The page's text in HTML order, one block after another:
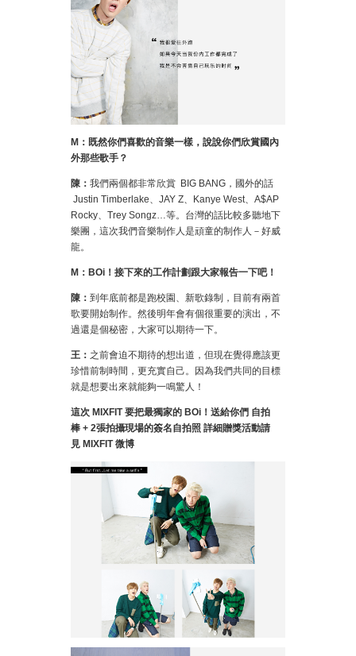
M ：既然你們喜歡的音樂一樣，說說你們欣賞國內
外那些歌手？
陳： 我們兩個都非常欣賞 BIG BANG，國外的話
Justin Timberlake、JAY Z、Kanye West、A$AP
Rocky、Trey Songz…等。台灣的話比較多聽地下
樂團，這次我們音樂制作人是頑童的制作人－好威
龍。
M ： BOi ！接下來的工作計劃跟大家報告一下吧！
陳： 到年底前都是跑校園、新歌錄制，目前有兩首
歌要開始制作。然後明年會有個很重要的演出，不
過還是個秘密，大家可以期待一下。
王： 之前會迫不期待的想出道，但現在覺得應該更
珍惜前制時間，更充實自己。因為我們共同的目標
就是想要出來就能夠一鳴驚人！
這次 MIXFIT要把最獨家的 BOi ！送給你們 自拍
棒 + 2張拍攝現場的簽名自拍照 詳細贈獎活動請
見 MIXFIT微博